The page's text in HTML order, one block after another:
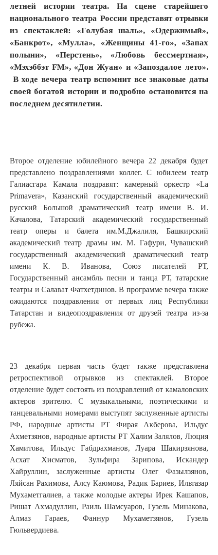
летней истории театра. На сцене старейшего
национального театра России представят отрывки
из спектаклей: «Голубая шаль», «Одержимый»,
«Банкрот», «Мулла», «Женщины 41-го», «Запах
полыни», «Перстень», «Любовь бессмертная»,
«Мэхэббэт FM», «Дон Жуан» и «Запоздалое лето».
В ходе вечера театр вспомнит все знаковые даты
своей богатой истории и подробно остановится на
последнем десятилетии.
Второе отделение юбилейного вечера 22 декабря будет
представлено поздравлениями коллег. С юбилеем театр
Галиасгара Камала поздравят: камерный оркестр «La
Primavera», Казанский государственный академический
русский Большой драматический театр имени В. И.
Качалова, Татарский академический государственный
театр оперы и балета им.М.Джалиля, Башкирский
академический театр драмы им. М. Гафури, Чувашский
государственный академический драматический театр
имени К. В. Иванова, Союз писателей РТ,
Государственный ансамбль песни и танца РТ, татарские
театры и Салават Фатхетдинов. В программе вечера также
ожидаются поздравления от первых лиц Республики
Татарстан и видеопоздравления от друзей театра из-за
рубежа.
23 декабря первая часть будет также представлена
ретроспективой отрывков из спектаклей. Второе
отделение будет состоять из поздравлений от камаловских
актеров зрителю. С музыкальными, поэтическими и
танцевальными номерами выступят заслуженные артисты
РФ, народные артисты РТ Фирая Акберова, Ильдус
Ахметзянов, народные артисты РТ Халим Залялов, Люция
Хамитова, Ильдус Габдрахманов, Луара Шакирзянова,
Асхат Хисматов, Зульфира Зарипова, Искандер
Хайруллин, заслуженные артисты Олег Фазылзянов,
Ляйсан Рахимова, Алсу Каюмова, Радик Бариев, Ильтазар
Мухаметгалиев, а также молодые актеры Ирек Кашапов,
Ришат Ахмадуллин, Раиль Шамсуаров, Гузель Минакова,
Алмаз Гараев, Фаннур Мухаметзянов, Гузель
Гюльвердиева.